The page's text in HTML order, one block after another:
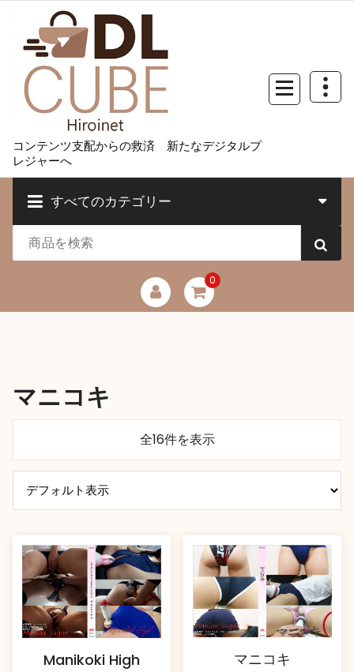
プ
コンテンツ支配からの救済 新たなデジタルプ
レジャーへ
すべてのカテゴリー
0
マニコキ
全16件を表示
Manikoki High マニコキ